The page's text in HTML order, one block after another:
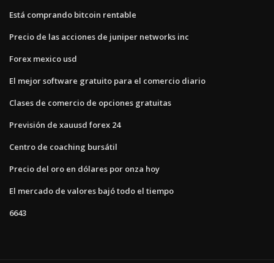
Está comprando bitcoin rentable
Precio de las acciones de juniper networks inc
Forex mexico usd
El mejor software gratuito para el comercio diario
Clases de comercio de opciones gratuitas
Previsión de xauusd forex 24
Centro de coaching bursátil
Precio del oro en dólares por onza hoy
El mercado de valores bajó todo el tiempo
6643